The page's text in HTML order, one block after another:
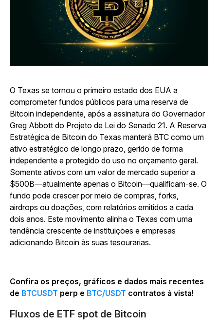
O Texas se tornou o primeiro estado dos EUA a
comprometer fundos públicos para uma reserva de
Bitcoin independente, após a assinatura do Governador
Greg Abbott do Projeto de Lei do Senado 21. A Reserva
Estratégica de Bitcoin do Texas manterá BTC como um
ativo estratégico de longo prazo, gerido de forma
independente e protegido do uso no orçamento geral.
Somente ativos com um valor de mercado superior a
$500B—atualmente apenas o Bitcoin—qualificam-se. O
fundo pode crescer por meio de compras, forks,
airdrops ou doações, com relatórios emitidos a cada
dois anos. Este movimento alinha o Texas com uma
tendência crescente de instituições e empresas
adicionando Bitcoin às suas tesourarias.
Confira os preços, gráficos e dados mais recentes
de BTCUSDT perp e BTC/USDT contratos à vista!
Fluxos de ETF spot de Bitcoin